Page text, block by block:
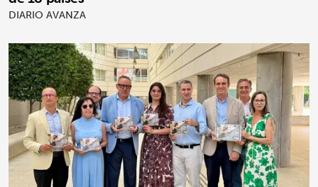
DIARIO AVANZA